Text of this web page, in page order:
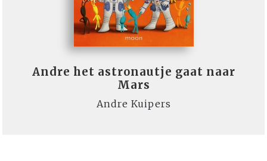
Andre het astronautje gaat naar
Mars
Andre Kuipers